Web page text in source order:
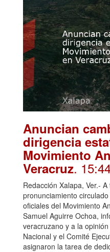
Anuncian
dirigencia
Movimiento
Veracruz.
Redacción Xalapa, Ver.-
pronunciamiento
oficiales del Movimiento
Samuel Aguirre Ochoa,
veracruzano y a la
Nacional y el Comité
asignaron la tarea de